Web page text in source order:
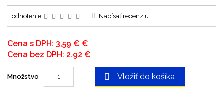
Hodnotenie Napísať recenziu
Cena s DPH: 3,59 € €
Cena bez DPH: 2.92 €
Množstvo  Vložiť do košíka